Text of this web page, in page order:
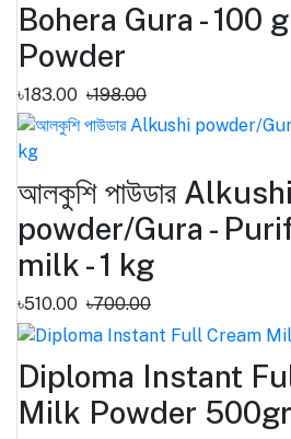
Bohera Gura - 100
Powder
৳183.00 ৳198.00
আলকুশি পাউডার Alkushi
powder/Gura -
milk - 1 kg
৳510.00 ৳700.00
Diploma Instant
Milk Powder